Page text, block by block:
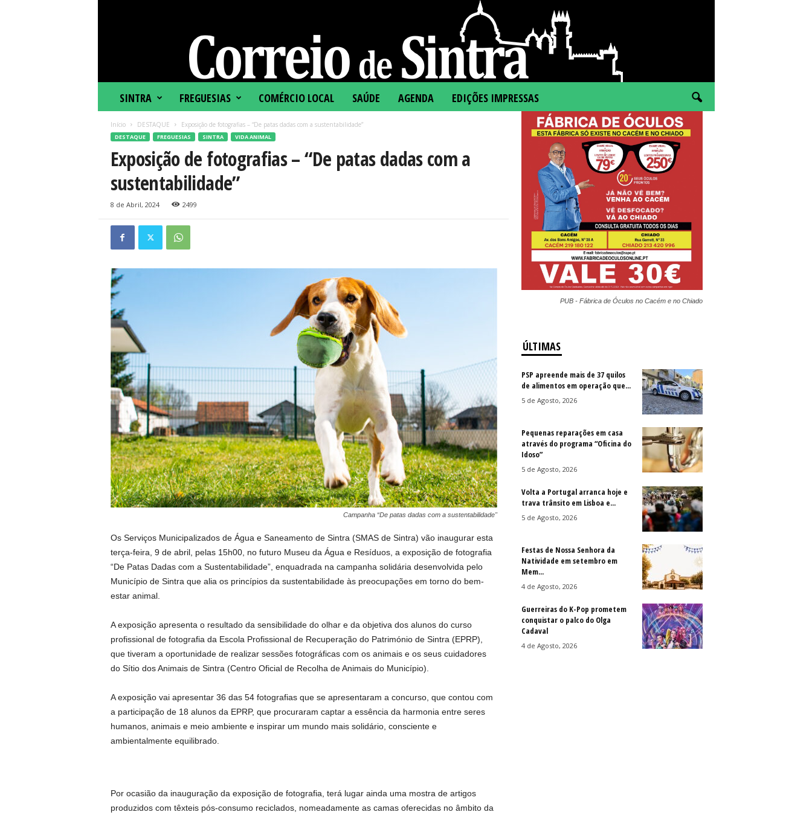
r
SINTRA FREGUESIAS COMÉRCIO LOCAL SAÚDE AGENDA EDIÇÕES IMPRESSAS
Início DESTAQUE Exposição de fotografias – “De patas dadas com a sustentabilidade”
DESTAQUE FREGUESIAS SINTRA VIDA ANIMAL
Exposição de fotografias – “De patas dadas com a
sustentabilidade”
8 de Abril, 2024 2499
Campanha “De patas dadas com a sustentabilidade"
Os Serviços Municipalizados de Água e Saneamento de Sintra (SMAS de Sintra) vão inaugurar esta
terça-feira, 9 de abril, pelas 15h00, no futuro Museu da Água e Resíduos, a exposição de fotografia
“De Patas Dadas com a Sustentabilidade”, enquadrada na campanha solidária desenvolvida pelo
Município de Sintra que alia os princípios da sustentabilidade às preocupações em torno do bem-
estar animal.
A exposição apresenta o resultado da sensibilidade do olhar e da objetiva dos alunos do curso
profissional de fotografia da Escola Profissional de Recuperação do Património de Sintra (EPRP),
que tiveram a oportunidade de realizar sessões fotográficas com os animais e os seus cuidadores
do Sítio dos Animais de Sintra (Centro Oficial de Recolha de Animais do Município).
A exposição vai apresentar 36 das 54 fotografias que se apresentaram a concurso, que contou com
a participação de 18 alunos da EPRP, que procuraram captar a essência da harmonia entre seres
humanos, animais e meio ambiente e inspirar um mundo mais solidário, consciente e
ambientalmente equilibrado.
Por ocasião da inauguração da exposição de fotografia, terá lugar ainda uma mostra de artigos
produzidos com têxteis pós-consumo reciclados, nomeadamente as camas oferecidas no âmbito da
PUB - Fábrica de Óculos no Cacém e no Chiado
ÚLTIMAS
PSP apreende mais de 37 quilos
de alimentos em operação que...
5 de Agosto, 2026
Pequenas reparações em casa
através do programa “Oficina do
Idoso”
5 de Agosto, 2026
Volta a Portugal arranca hoje e
trava trânsito em Lisboa e...
5 de Agosto, 2026
Festas de Nossa Senhora da
Natividade em setembro em
Mem...
4 de Agosto, 2026
Guerreiras do K-Pop prometem
conquistar o palco do Olga
Cadaval
4 de Agosto, 2026